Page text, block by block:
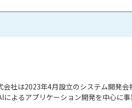
会社は2023年4月設立のシステム開発会
よるアプリケーション開発を中心に